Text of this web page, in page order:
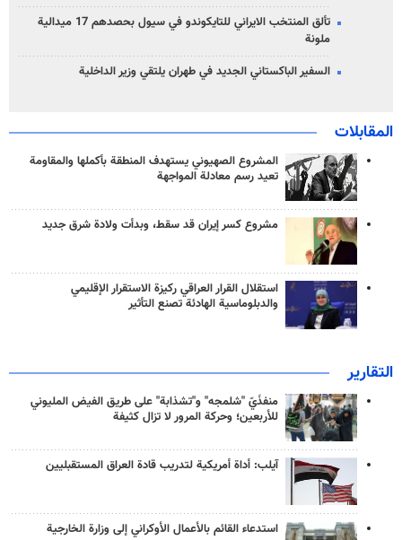
تألق المنتخب الايراني للتايكوندو في سيول بحصدهم 17 ميدالية
ملونة
السفير الباكستاني الجديد في طهران يلتقي وزير الداخلية
المقابلات
المشروع الصهيوني يستهدف المنطقة بأكملها والمقاومة
تعيد رسم معادلة المواجهة
مشروع كسر إيران قد سقط، وبدأت ولادة شرق جديد
استقلال القرار العراقي ركيزة الاستقرار الإقليمي
والدبلوماسية الهادئة تصنع التأثير
التقارير
منفذَيّ "شلمجه" و"تشذابة" على طريق الفيض المليوني
للأربعين؛ وحركة المرور لا تزال كثيفة
آيلب: أداة أمريكية لتدريب قادة العراق المستقبليين
استدعاء القائم بالأعمال الأوكراني إلى وزارة الخارجية